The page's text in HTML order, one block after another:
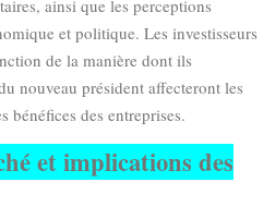
ainsi que les perceptions
et politique. Les investisseurs
de la manière dont ils
nouveau président affecteront les
bénéfices des entreprises.
et implications des